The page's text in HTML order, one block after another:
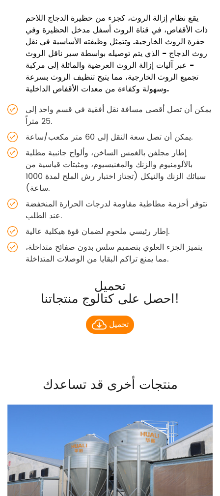
يقع نظام إزالة الروث، كجزء من حظيرة الدجاج اللاحم
ذات الأقفاص، في قناة الروث أسفل مدخل الحظيرة وفي
حفرة الروث الخارجية. وتتمثل وظيفته الأساسية في نقل
روث الدجاج - الذي يتم توصيله بواسطة سير ناقل الروث
- عبر آليات إزالة الروث العرضية والمائلة إلى مركبة
تجميع الروث الخارجية، مما يتيح تنظيف الروث بسرعة
وسهولة وكفاءة من معدات الأقفاص الداخلية.
يمكن أن تصل أقصى مسافة نقل أفقية في قسم واحد إلى
25 متراً.
يمكن أن تصل سعة النقل إلى 60 متر مكعب/ساعة.
إطار مجلفن بالغمس الساخن، وألواح جانبية مطلية
بالألومنيوم والزنك والمغنيسيوم، ومثبتات قياسية من
سبائك الزنك والنيكل (تجتاز اختبار رش الملح لمدة 1000
ساعة).
تتوفر أحزمة مطاطية مقاومة لدرجات الحرارة المنخفضة
عند الطلب.
إطار رئيسي ملحوم لضمان قوة هيكلية عالية.
يتميز الجزء العلوي بتصميم سلس بدون صفائح متداخلة،
مما يمنع تراكم البقايا من الوصلات المتداخلة.
تحميل
احصل على كتالوج منتجاتنا!
تحميل
منتجات أخرى قد تساعدك